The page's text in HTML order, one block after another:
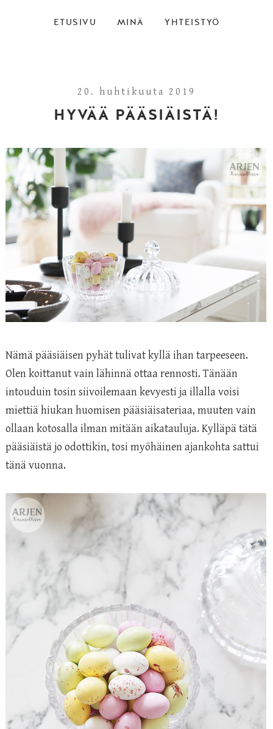
ETUSIVU MINÄ YHTEISTYÖ
20. huhtikuuta 2019
HYVÄÄ PÄÄSIÄISTÄ!
Nämä pääsiäisen pyhät tulivat kyllä ihan tarpeeseen.
Olen koittanut vain lähinnä ottaa rennosti. Tänään
intouduin tosin siivoilemaan kevyesti ja illalla voisi
miettiä hiukan huomisen pääsiäisateriaa, muuten vain
ollaan kotosalla ilman mitään aikatauluja. Kylläpä tätä
pääsiäistä jo odottikin, tosi myöhäinen ajankohta sattui
tänä vuonna.